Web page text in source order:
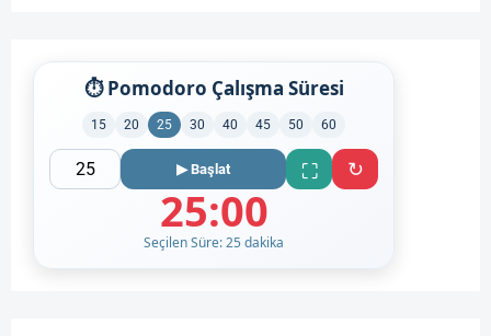
⏱ Pomodoro Çalışma Süresi
15 20 25 30 40 45 50 60
▶ Başlat ⛶ ↻
25:00
Seçilen Süre: 25 dakika